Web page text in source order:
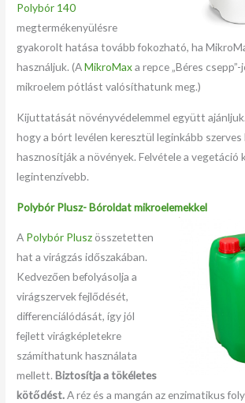
Polybór 140
megtermékenyülésre
gyakorolt hatása tovább fokozható, ha
használjuk. (AMikroMaxa repce „Béres
mikroelem pótlást valósíthatunk meg.)
Kijuttatását növényvédelemmel együtt
hogy a bórt levélen keresztül leginkább
hasznosítják a növények. Felvétele a vegetáció
legintenzívebb.
Polybór Plusz- Bóroldat mikroelemekkel
A Polybór Plusz összetetten
hat a virágzás időszakában.
Kedvezően befolyásolja a
virágszervek fejlődését,
differenciálódását, így jól
fejlett virágképletekre
számíthatunk használata
mellett.Biztosítja a tökéletes
kötődést.A réz és a mangán az enzimatikus